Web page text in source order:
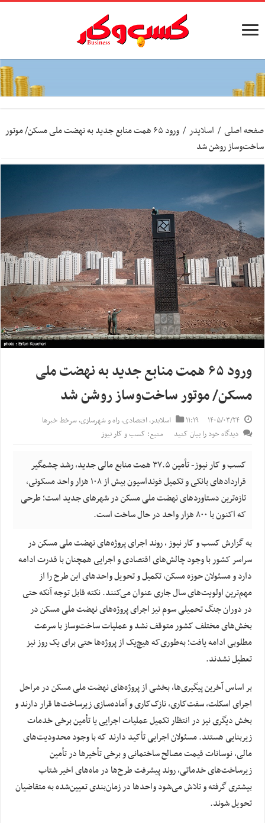
صفحه اصلی / اسلایدر /
ورود ۶۵ همت منابع جدید به نهضت ملی مسکن/ موتور
ساخت‌وساز روشن‌ شد
ورود ۶۵ همت منابع جدید به نهضت ملی
مسکن/ موتور ساخت‌وساز روشن‌ شد
۱۴۰۵/۰۳/۲۴ ۱۱:۱۹ اسلایدر,اقتصادی,راه و شهرسازی,سرخط خبرها
دیدگاه خود را بیان کنید
منبع: کسب و کار نیوز
کسب و کار نیوز- تأمین ۳۷.۵ همت منابع مالی جدید، رشد چشمگیر
قراردادهای بانکی و تکمیل فونداسیون بیش از ۱۰۸ هزار واحد مسکونی،
تازه‌ترین دستاوردهای نهضت ملی مسکن در شهرهای جدید است؛ طرحی
که اکنون با ۸۰۰ هزار واحد در حال ساخت است.
به گزارش کسب و کار نیوز ، روند اجرای پروژه‌های نهضت ملی مسکن در
سراسر کشور با وجود چالش‌های اقتصادی و اجرایی همچنان با قدرت ادامه
دارد و مسئولان حوزه مسکن، تکمیل و تحویل واحد‌های این طرح را از
مهم‌ترین اولویت‌های سال جاری عنوان می‌کنند. نکته قابل توجه آنکه حتی
در دوران جنگ تحمیلی سوم نیز اجرای پروژه‌های نهضت ملی مسکن در
بخش‌های مختلف کشور متوقف نشد و عملیات ساخت‌وساز با سرعت
مطلوبی ادامه یافت؛ به‌طوری‌که هیچ‌یک از پروژه‌ها حتی برای یک روز نیز
تعطیل نشدند.
بر اساس آخرین پیگیری‌ها، بخشی از پروژه‌های نهضت ملی مسکن در مراحل
اجرای اسکلت، سفت‌کاری، نازک‌کاری و آماده‌سازی زیرساخت‌ها قرار دارند و
بخش دیگری نیز در انتظار تکمیل عملیات اجرایی یا تأمین برخی خدمات
زیربنایی هستند. مسئولان اجرایی تأکید دارند که با وجود محدودیت‌های
مالی، نوسانات قیمت مصالح ساختمانی و برخی تأخیر‌ها در تأمین
زیرساخت‌های خدماتی، روند پیشرفت طرح‌ها در ماه‌های اخیر شتاب
بیشتری گرفته و تلاش می‌شود واحد‌ها در زمان‌بندی تعیین‌شده به متقاضیان
تحویل شوند.